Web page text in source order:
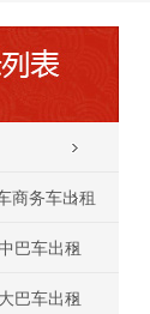
商务车出租
巴车出租
巴车出租